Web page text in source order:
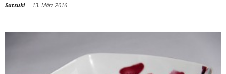
Satsuki - 13. März 2016